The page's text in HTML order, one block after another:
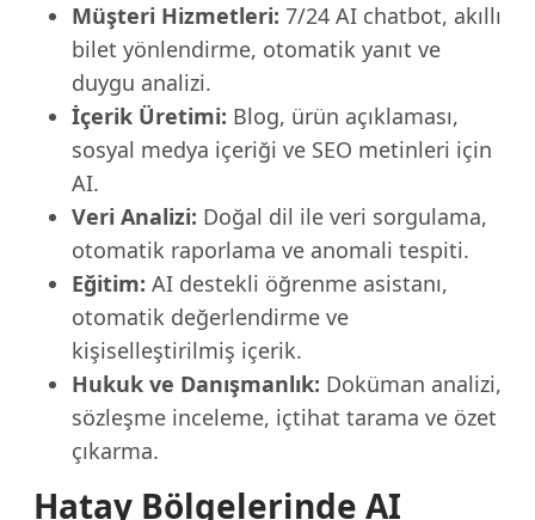
Müşteri Hizmetleri: 7/24 AI chatbot, akıllı
bilet yönlendirme, otomatik yanıt ve
duygu analizi.
İçerik Üretimi: Blog, ürün açıklaması,
sosyal medya içeriği ve SEO metinleri için
AI.
Veri Analizi: Doğal dil ile veri sorgulama,
otomatik raporlama ve anomali tespiti.
Eğitim: AI destekli öğrenme asistanı,
otomatik değerlendirme ve
kişiselleştirilmiş içerik.
Hukuk ve Danışmanlık: Doküman analizi,
sözleşme inceleme, içtihat tarama ve özet
çıkarma.
Hatay Bölgelerinde AI